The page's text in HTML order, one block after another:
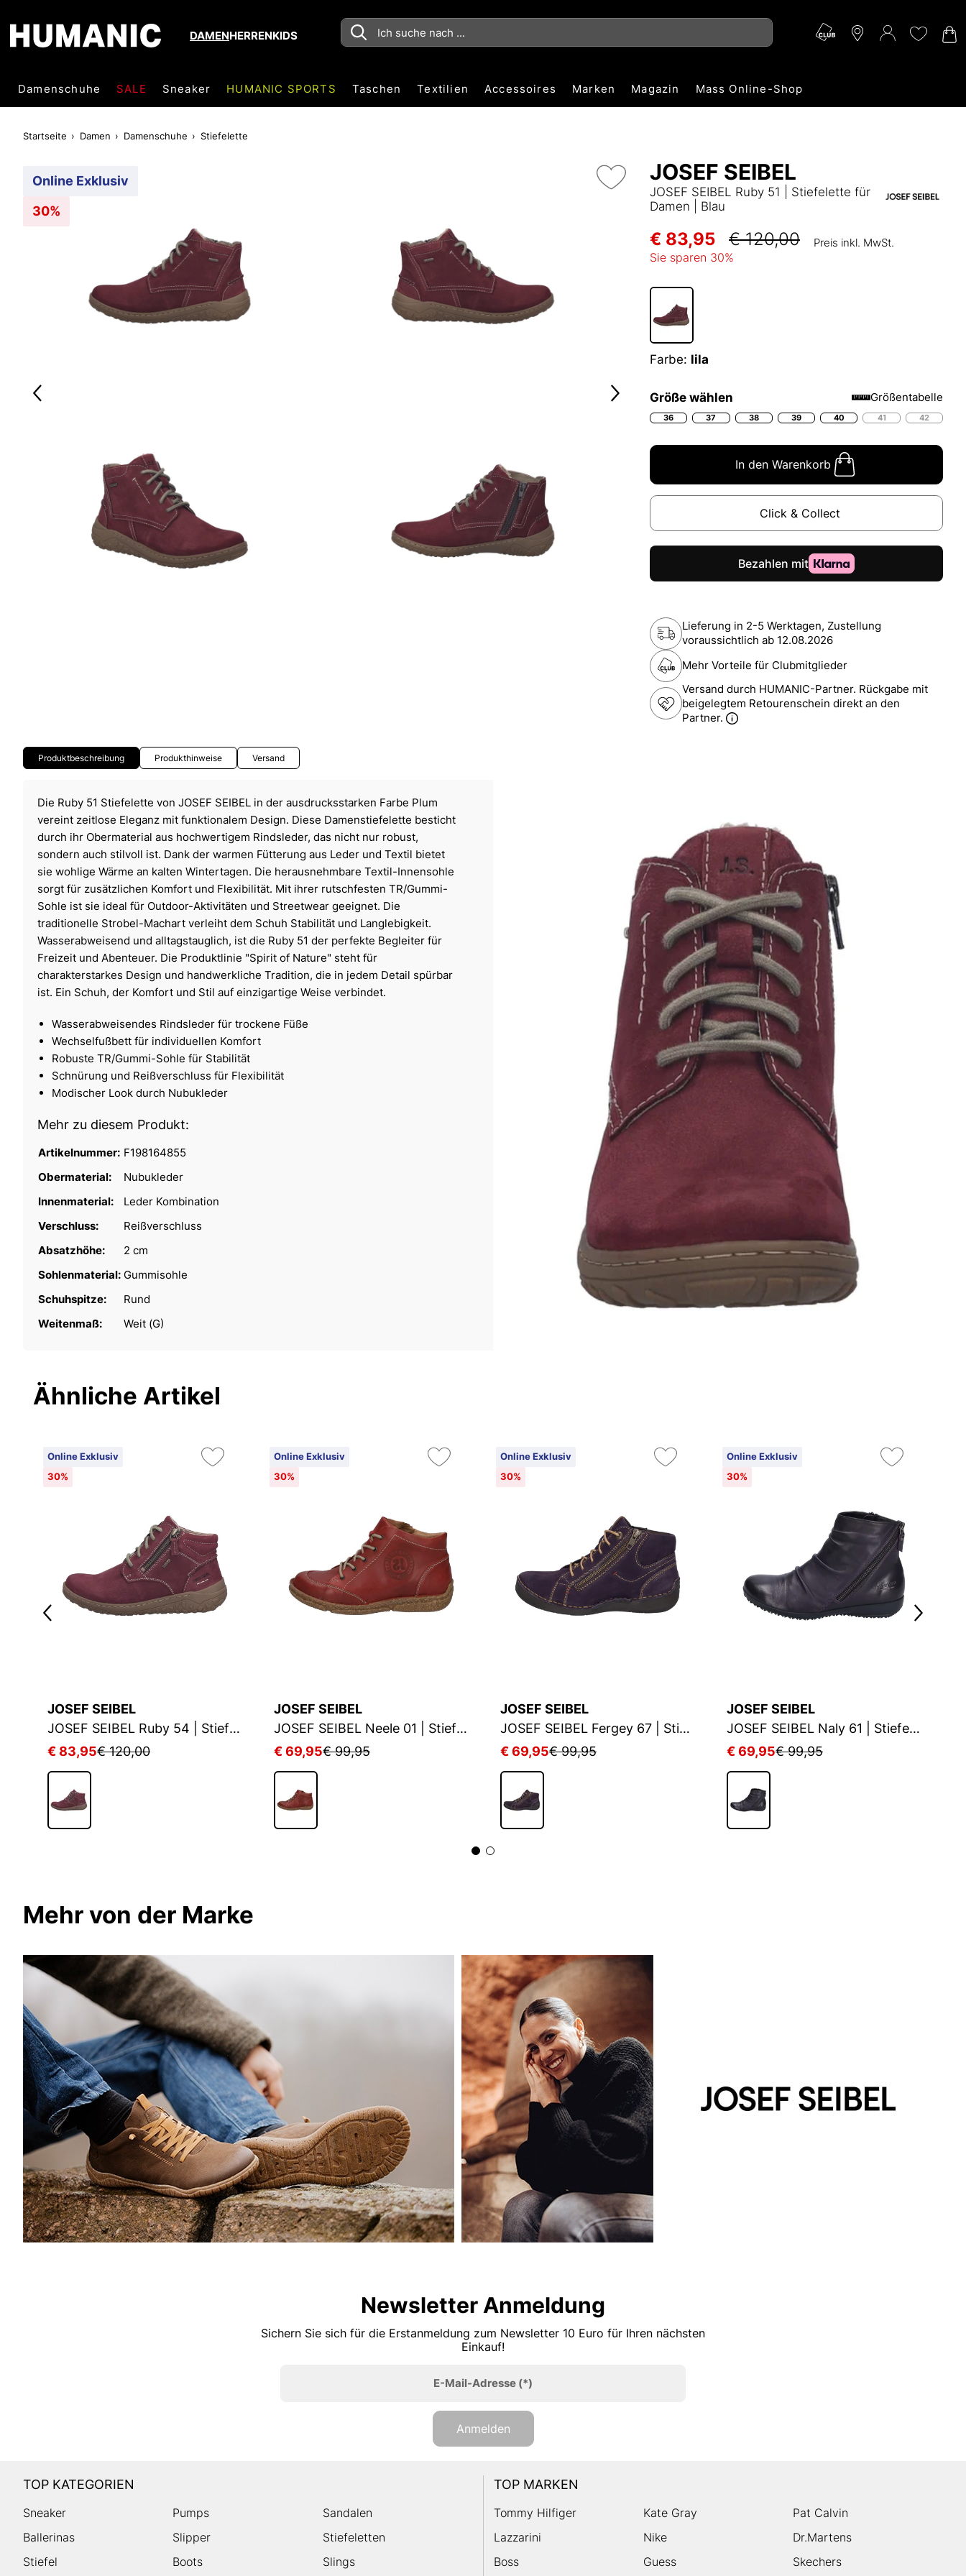
DAMENHERRENKIDS
Damenschuhe SALE Sneaker HUMANIC SPORTS Taschen Textilien Accessoires Marken Magazin Mass Online-Shop
Startseite Damen Damenschuhe Stiefelette
Online Exklusiv
30%
JOSEF SEIBEL
JOSEF SEIBEL Ruby 51 | Stiefelette für
Damen | Blau
€ 83,95 € 120,00 Preis inkl. MwSt.
Sie sparen 30%
Farbe: lila
Größe wählen Größentabelle
36 37 38 39 40 41 42
In den Warenkorb
Click & Collect
Lieferung in 2-5 Werktagen, Zustellung
voraussichtlich ab 12.08.2026
Mehr Vorteile für Clubmitglieder
Versand durch HUMANIC-Partner. Rückgabe mit
beigelegtem Retourenschein direkt an den
Partner.
Produktbeschreibung Produkthinweise Versand
Die Ruby 51 Stiefelette von JOSEF SEIBEL in der ausdrucksstarken Farbe Plum
vereint zeitlose Eleganz mit funktionalem Design. Diese Damenstiefelette besticht
durch ihr Obermaterial aus hochwertigem Rindsleder, das nicht nur robust,
sondern auch stilvoll ist. Dank der warmen Fütterung aus Leder und Textil bietet
sie wohlige Wärme an kalten Wintertagen. Die herausnehmbare Textil-Innensohle
sorgt für zusätzlichen Komfort und Flexibilität. Mit ihrer rutschfesten TR/Gummi-
Sohle ist sie ideal für Outdoor-Aktivitäten und Streetwear geeignet. Die
traditionelle Strobel-Machart verleiht dem Schuh Stabilität und Langlebigkeit.
Wasserabweisend und alltagstauglich, ist die Ruby 51 der perfekte Begleiter für
Freizeit und Abenteuer. Die Produktlinie "Spirit of Nature" steht für
charakterstarkes Design und handwerkliche Tradition, die in jedem Detail spürbar
ist. Ein Schuh, der Komfort und Stil auf einzigartige Weise verbindet.
Wasserabweisendes Rindsleder für trockene Füße
Wechselfußbett für individuellen Komfort
Robuste TR/Gummi-Sohle für Stabilität
Schnürung und Reißverschluss für Flexibilität
Modischer Look durch Nubukleder
Mehr zu diesem Produkt:
Artikelnummer: F198164855
Obermaterial:
Nubukleder
Innenmaterial:
Leder Kombination
Verschluss:
Reißverschluss
Absatzhöhe:
2 cm
Sohlenmaterial: Gummisohle
Schuhspitze:
Rund
Weitenmaß:
Weit (G)
Ähnliche Artikel
Online Exklusiv
30%
JOSEF SEIBEL
JOSEF SEIBEL Ruby 54 | Stiefelette für Damen | Blau
€ 83,95€ 120,00
Online Exklusiv
30%
JOSEF SEIBEL
JOSEF SEIBEL Neele 01 | Stiefelette für Damen | Braun
€ 69,95€ 99,95
Online Exklusiv
30%
JOSEF SEIBEL
JOSEF SEIBEL Fergey 67 | Stiefelette für Damen | Blau
€ 69,95€ 99,95
Online Exklusiv
30%
JOSEF SEIBEL
JOSEF SEIBEL Naly 61 | Stiefelette für Damen | Blau
€ 69,95€ 99,95
Mehr von der Marke
Newsletter Anmeldung
Sichern Sie sich für die Erstanmeldung zum Newsletter 10 Euro für Ihren nächsten
Einkauf!
E-Mail-Adresse(*)
Anmelden
TOP KATEGORIEN
Sneaker Pumps
Sandalen
Ballerinas
Slipper
Stiefeletten
Stiefel
Boots Slings
TOP MARKEN
Tommy Hilfiger Kate Gray
Pat Calvin
Lazzarini
Nike
Dr.Martens
Boss
Guess Skechers